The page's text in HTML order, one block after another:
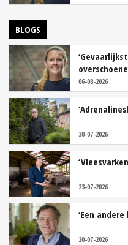
BLOGS
06-08-2026
30-07-2026
23-07-2026
‘Een
20-07-2026